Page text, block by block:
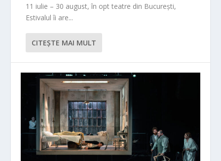
11 iulie – 30 august, în opt teatre din București,
Estivalul îi are...
CITEŞTE MAI MULT